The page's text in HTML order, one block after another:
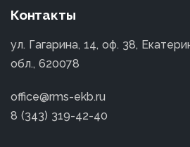
Контакты
ул. Гагарина, 14, оф. 38,
обл., 620078
office@rms-ekb.ru
8 (343) 319-42-40